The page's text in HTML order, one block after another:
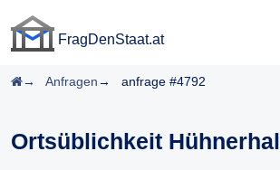
FragDenStaat.at
Startseite
Anfragen anfrage #4792
Ortsüblichkeit